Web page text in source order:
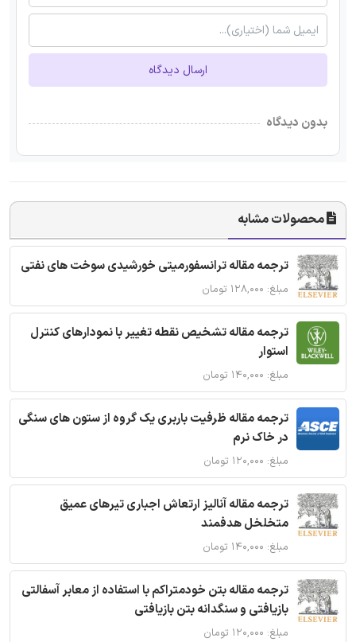
ارسال دیدگاه
بدون دیدگاه
محصولات مشابه
ترجمه مقاله ترانسفورمیتی خورشیدی سوخت های نفتی
مبلغ: ۱۲۸,۰۰۰ تومان
ترجمه مقاله تشخیص نقطه تغییر با نمودارهای کنترل
استوار
مبلغ: ۱۴۰,۰۰۰ تومان
ترجمه مقاله ظرفیت باربری یک گروه از ستون های سنگی
در خاک نرم
مبلغ: ۱۲۰,۰۰۰ تومان
ترجمه مقاله آنالیز ارتعاش اجباری تیرهای عمیق
متخلخل هدفمند
مبلغ: ۱۴۰,۰۰۰ تومان
ترجمه مقاله بتن خودمتراکم با استفاده از معابر آسفالتی
بازیافتی و سنگدانه بتن بازیافتی
مبلغ: ۱۲۰,۰۰۰ تومان